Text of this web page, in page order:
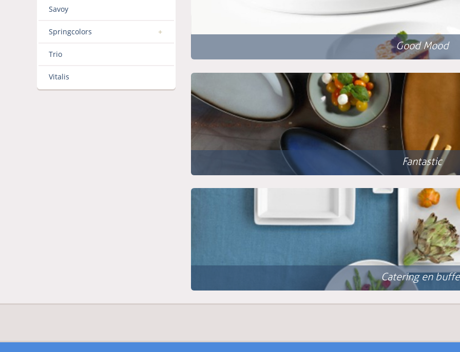
Savoy
Springcolors
Trio
Vitalis
Good Mood
Fantastic
Catering en